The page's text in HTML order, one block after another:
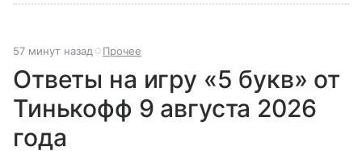
57 минут назад Прочее
Ответы на игру «5 букв» от
Тинькофф 9 августа 2026
года